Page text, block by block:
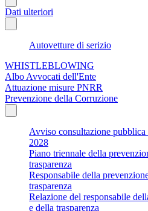
Dati ulteriori
Autovetture di serizio
WHISTLEBLOWING
Albo Avvocati dell'Ente
Attuazione misure PNRR
Prevenzione della Corruzione
Avviso consultazione
2028
Piano triennale della
trasparenza
Responsabile della
trasparenza
Relazione del responsabile
e della trasparenza